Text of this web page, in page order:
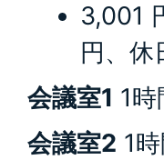
3,001
円、休
会議室1 1
会議室2 1